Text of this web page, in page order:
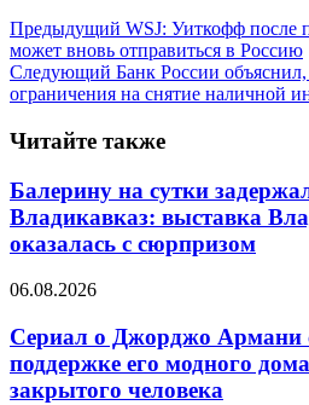
Предыдущий WSJ: Уиткофф после
может вновь отправиться в Россию
Следующий Банк России
ограничения на снятие наличной
Читайте также
Балерину на сутки
Владикавказ: выставка
оказалась с сюрпризом
06.08.2026
Сериал о Джорджо Армани
поддержке его модного
закрытого человека